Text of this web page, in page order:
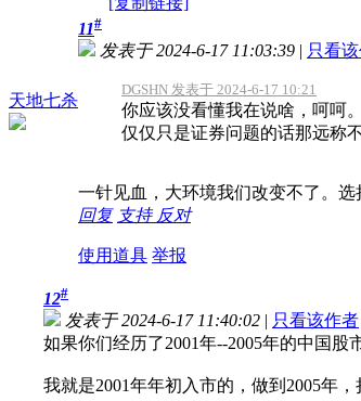
天地七杀
11#
发表于 2024-6-17 11:03:39 | 只看
DGSHN 发表于 2024-6-17 10:21
你应该没看懂我在说啥，呵呵。
仅仅只是证券问题的话那远称
一针见血，大环境我们改变不了。选
回复 支持 反对
使用道具 举报
12#
发表于 2024-6-17 11:40:02 | 只看该作者
如果你们经历了2001年--2005年的中国
我就是2001年年初入市的，做到2005年